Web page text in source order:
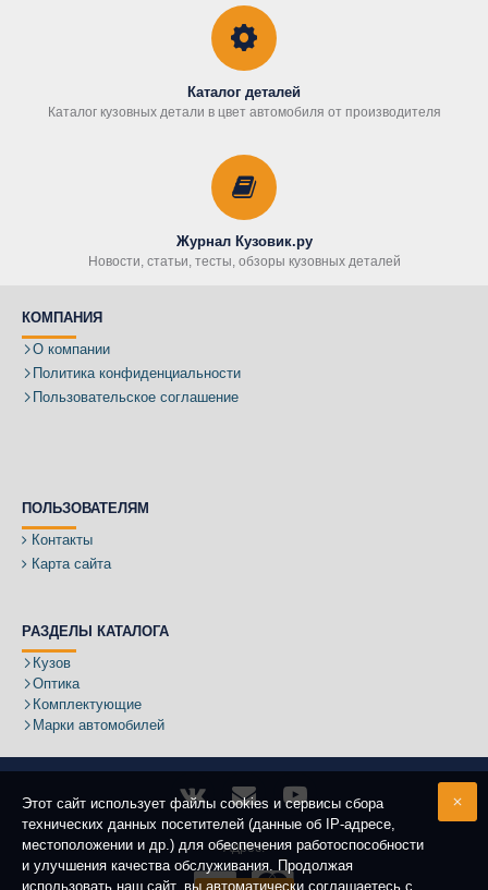
Каталог деталей
Каталог кузовных детали в цвет автомобиля от производителя
Журнал Кузовик.ру
Новости, статьи, тесты, обзоры кузовных деталей
КОМПАНИЯ
О компании
Политика конфиденциальности
Пользовательское соглашение
ПОЛЬЗОВАТЕЛЯМ
Контакты
Карта сайта
РАЗДЕЛЫ КАТАЛОГА
Кузов
Оптика
Комплектующие
Марки автомобилей
Адрес:
Этот сайт использует файлы cookies и сервисы сбора
технических данных посетителей (данные об IP-адресе,
местоположении и др.) для обеспечения работоспособности
и улучшения качества обслуживания. Продолжая
использовать наш сайт, вы автоматически соглашаетесь с